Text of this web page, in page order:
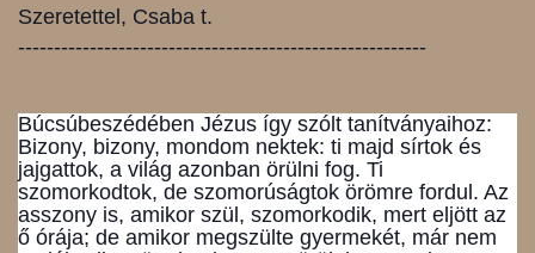
Szeretettel, Csaba t.
---------------------------------------------------------
Búcsúbeszédében Jézus így szólt tanítványaihoz:
Bizony, bizony, mondom nektek: ti majd sírtok és
jajgattok, a világ azonban örülni fog. Ti
szomorkodtok, de szomorúságtok örömre fordul. Az
asszony is, amikor szül, szomorkodik, mert eljött az
ő órája; de amikor megszülte gyermekét, már nem